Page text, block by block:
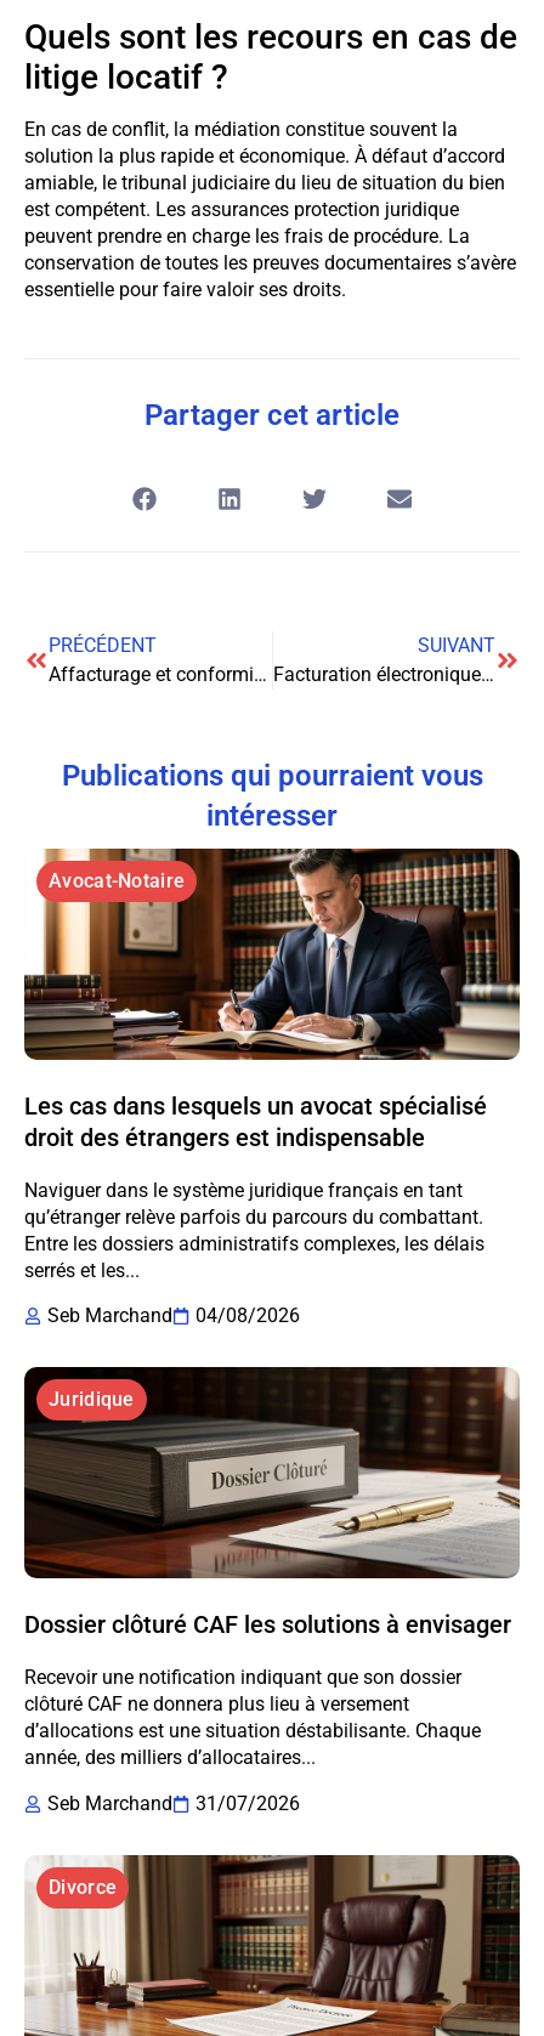
Quels sont les recours en cas de
litige locatif ?
En cas de conflit, la médiation constitue souvent la
solution la plus rapide et économique. À défaut d’accord
amiable, le tribunal judiciaire du lieu de situation du bien
est compétent. Les assurances protection juridique
peuvent prendre en charge les frais de procédure. La
conservation de toutes les preuves documentaires s’avère
essentielle pour faire valoir ses droits.
Partager cet article
PRÉCÉDENT
Affacturage et conformité : les clés d’une stratégie efficace
SUIVANT
Facturation électronique : construire votre bouclier juridique
Publications qui pourraient vous
intéresser
Avocat-Notaire
Les cas dans lesquels un avocat spécialisé
droit des étrangers est indispensable
Naviguer dans le système juridique français en tant
qu’étranger relève parfois du parcours du combattant.
Entre les dossiers administratifs complexes, les délais
serrés et les...
Seb Marchand
04/08/2026
Juridique
Dossier clôturé CAF les solutions à envisager
Recevoir une notification indiquant que son dossier
clôturé CAF ne donnera plus lieu à versement
d’allocations est une situation déstabilisante. Chaque
année, des milliers d’allocataires...
Seb Marchand
31/07/2026
Divorce